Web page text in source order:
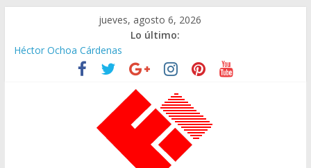
contenido
jueves, agosto 6, 2026
Lo último:
Héctor Ochoa Cárdenas
Ministra de Cultura y Centro de Historia de Envigado
De Cara al Porvenir, Pedro Juan González
Juicios, Alfredo Vanegas Montoya
CENTRO DE HISTORIA, ENVIGADEÑO EJEMPLAR, CATEGORÍA